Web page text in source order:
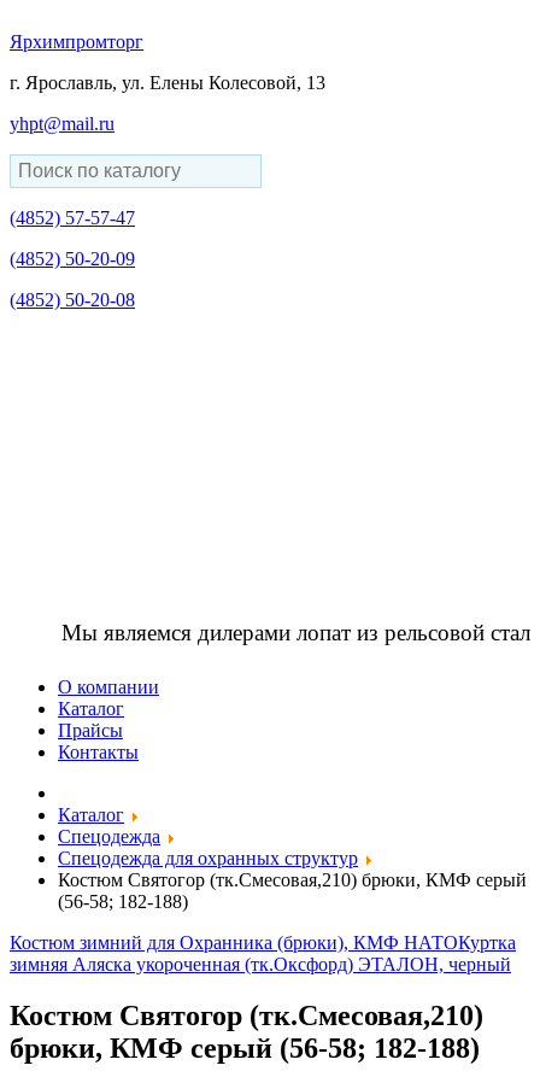
Ярхимпромторг
г. Ярославль, ул. Елены Колесовой, 13
yhpt@mail.ru
(4852) 57-57-47
(4852) 50-20-09
(4852) 50-20-08
Мы являемся дилерами лопат из рельсовой
О компании
Каталог
Прайсы
Контакты
Каталог
Спецодежда
Спецодежда для охранных структур
Костюм Святогор (тк.Смесовая,210) брюки, КМФ серый
(56-58; 182-188)
Костюм зимний для Охранника (брюки), КМФ НАТОКуртка
зимняя Аляска укороченная (тк.Оксфорд) ЭТАЛОН, черный
Костюм Святогор (тк.Смесовая,210)
брюки, КМФ серый (56-58; 182-188)